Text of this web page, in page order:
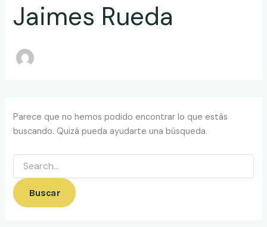
Jaimes Rueda
Parece que no hemos podido encontrar lo que estás
buscando. Quizá pueda ayudarte una búsqueda.